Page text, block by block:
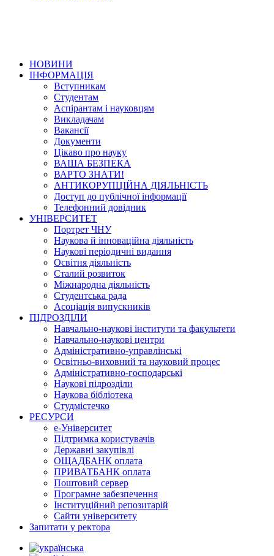
НОВИНИ
ІНФОРМАЦІЯ
Вступникам
Студентам
Аспірантам і науковцям
Викладачам
Вакансії
Документи
Цікаво про науку
ВАША БЕЗПЕКА
ВАРТО ЗНАТИ!
АНТИКОРУПЦІЙНА ДІЯЛЬНІСТЬ
Доступ до публічної інформації
Телефонний довідник
УНІВЕРСИТЕТ
Портрет ЧНУ
Наукова й інноваційна діяльність
Наукові періодичні видання
Освітня діяльність
Сталий розвиток
Міжнародна діяльність
Студентська рада
Асоціація випускників
ПІДРОЗДІЛИ
Навчально-наукові інститути та факультети
Навчально-наукові центри
Адміністративно-управлінські
Освітньо-виховний та науковий процес
Адміністративно-господарські
Наукові підрозділи
Наукова бібліотека
Студмістечко
РЕСУРСИ
е-Університет
Підтримка користувачів
Державні закупівлі
ОЩАДБАНК оплата
ПРИВАТБАНК оплата
Поштовий сервер
Програмне забезпечення
Інституційний репозитарій
Сайти університету
Запитати у ректора